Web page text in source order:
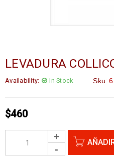
LEVADURA
Availability: In Stock Sku:
$460